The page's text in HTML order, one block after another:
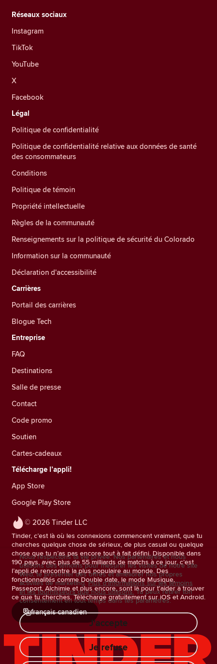
© 2026 Tinder LLC
Tinder, c’est là où les connexions commencent vraiment, que tu
cherches quelque chose de sérieux, de plus casual ou quelque
chose que tu n’as pas encore tout à fait défini. Disponible dans
190 pays, avec plus de 55 milliards de matchs à ce jour, c’est
l’appli de rencontre la plus populaire au monde. Des
fonctionnalités comme Double date, le mode Musique,
Passeport, Alchimie et plus encore, sont là pour t'aider à trouver
ce que tu cherches. Télécharge gratuitement sur iOS et Android.
français canadien
Réseaux sociaux
Instagram
TikTok
YouTube
X
Facebook
Légal
Politique de confidentialité
Politique de confidentialité relative aux données de santé
des consommateurs
Conditions
Politique de témoin
Propriété intellectuelle
Règles de la communauté
Renseignements sur la politique de sécurité du Colorado
Information sur la communauté
Déclaration d'accessibilité
Carrières
Portail des carrières
Blogue Tech
Entreprise
FAQ
Destinations
Salle de presse
Contact
Code promo
Soutien
Cartes-cadeaux
Télécharge l’appli!
App Store
Google Play Store
Nous respectons ta vie privée. Nos partenaires et nous
utilisons des témoins pour mesurer les visites de notre site
Web, te présenter des offres et améliorer nos propres
activités de marketing. Plus d'informations sur les témoins
et les fournisseurs que nous utilisons. Tu peux retirer ton
consentement en tout temps dans tes paramètres.
J'accepte
Je refuse